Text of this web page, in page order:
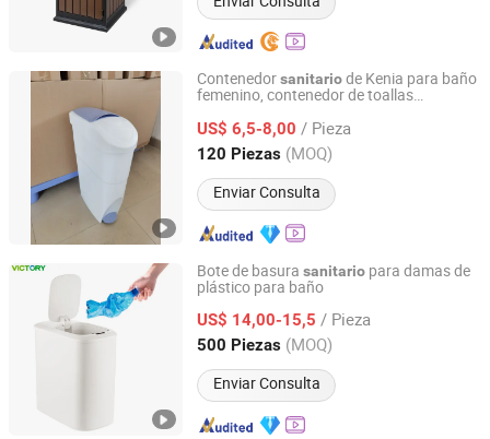
Contenedorsanitariode Kenia para baño
femenino, contenedor de toallas
US$ 6,5-8,00 / Pieza
120 Piezas (MOQ)
Enviar Consulta
Guangzhou Newmade Cleaning Products Co., Ltd
Guangdong, China Desde 2021
Bote de basura sanitario para damas de
plástico para baño
US$ 14,00-15,5 / Pieza
500 Piezas (MOQ)
Enviar Consulta
Guangdong Victory Industry Limited
Guangdong, China Desde 2009